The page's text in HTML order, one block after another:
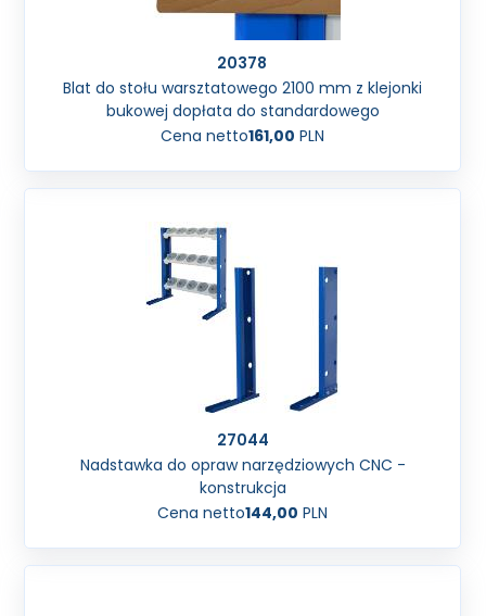
20378
Blat do stołu warsztatowego 2100 mm z klejonki
bukowej dopłata do standardowego
Cena netto161,00 PLN
27044
Nadstawka do opraw narzędziowych CNC -
konstrukcja
Cena netto144,00 PLN